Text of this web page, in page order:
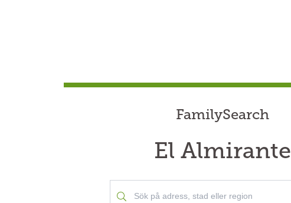
FamilySearch
El Almirante